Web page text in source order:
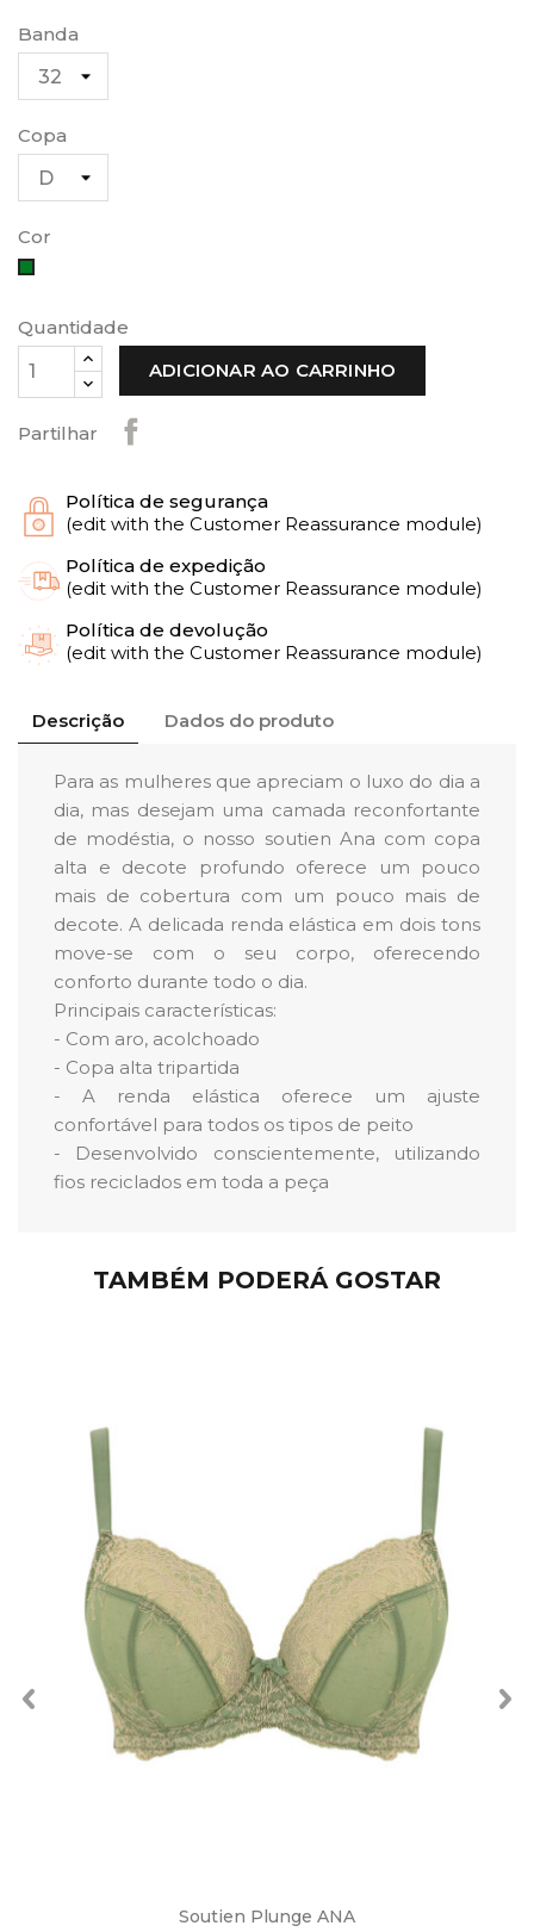
Banda
Copa
Cor
Verde
Quantidade
ADICIONAR AO CARRINHO
Partilhar
Política de segurança
(edit with the Customer Reassurance module)
Política de expedição
(edit with the Customer Reassurance module)
Política de devolução
(edit with the Customer Reassurance module)
Descrição Dados do produto
Para as mulheres que apreciam o luxo do dia a
dia, mas desejam uma camada reconfortante
de modéstia, o nosso soutien Ana com copa
alta e decote profundo oferece um pouco
mais de cobertura com um pouco mais de
decote. A delicada renda elástica em dois tons
move-se com o seu corpo, oferecendo
conforto durante todo o dia.
Principais características:
- Com aro, acolchoado
- Copa alta tripartida
- A renda elástica oferece um ajuste
confortável para todos os tipos de peito
- Desenvolvido conscientemente, utilizando
fios reciclados em toda a peça
TAMBÉM PODERÁ GOSTAR
Soutien Plunge ANA